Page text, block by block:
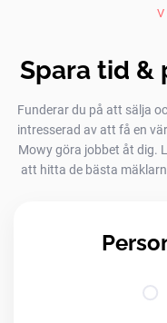
Spara tid &
Funderar du på att sälja
intresserad av att få en
Mowy göra jobbet åt dig.
att hitta de bästa